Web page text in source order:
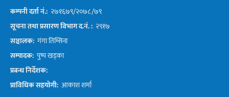
कम्पनी दर्ता नं.: २७१६७९/२०७८/७९
सूचना तथा प्रसारण विभाग द.नं. : २९१७
सञ्चालक: गंगा तिम्सिना
सम्पादक: पुष्प खड्का
प्रबन्ध निर्देशक:
प्राविधिक सहयोगी: आकाश शर्मा